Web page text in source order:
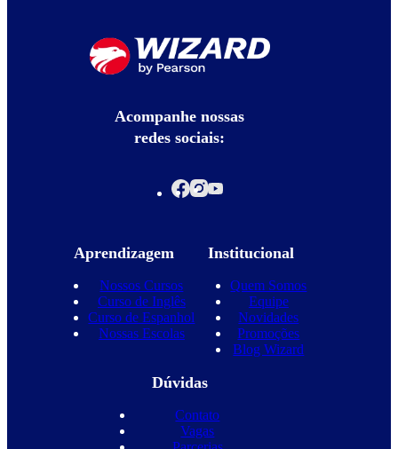
Acompanhe nossas
redes sociais:
Aprendizagem
Nossos Cursos
Curso de Inglês
Curso de Espanhol
Nossas Escolas
Institucional
Quem Somos
Equipe
Novidades
Promoções
Blog Wizard
Dúvidas
Contato
Vagas